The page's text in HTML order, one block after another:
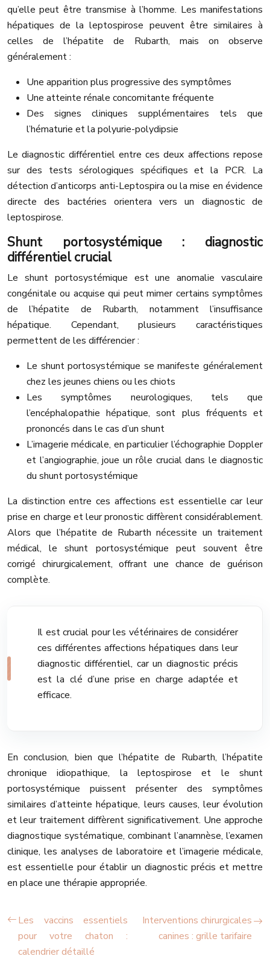
qu’elle peut être transmise à l’homme. Les manifestations
hépatiques de la leptospirose peuvent être similaires à
celles de l’hépatite de Rubarth, mais on observe
généralement :
Une apparition plus progressive des symptômes
Une atteinte rénale concomitante fréquente
Des signes cliniques supplémentaires tels que
l’hématurie et la polyurie-polydipsie
Le diagnostic différentiel entre ces deux affections repose
sur des tests sérologiques spécifiques et la PCR. La
détection d’anticorps anti-Leptospira ou la mise en évidence
directe des bactéries orientera vers un diagnostic de
leptospirose.
Shunt portosystémique : diagnostic
différentiel crucial
Le shunt portosystémique est une anomalie vasculaire
congénitale ou acquise qui peut mimer certains symptômes
de l’hépatite de Rubarth, notamment l’insuffisance
hépatique. Cependant, plusieurs caractéristiques
permettent de les différencier :
Le shunt portosystémique se manifeste généralement
chez les jeunes chiens ou les chiots
Les symptômes neurologiques, tels que
l’encéphalopathie hépatique, sont plus fréquents et
prononcés dans le cas d’un shunt
L’imagerie médicale, en particulier l’échographie Doppler
et l’angiographie, joue un rôle crucial dans le diagnostic
du shunt portosystémique
La distinction entre ces affections est essentielle car leur
prise en charge et leur pronostic diffèrent considérablement.
Alors que l’hépatite de Rubarth nécessite un traitement
médical, le shunt portosystémique peut souvent être
corrigé chirurgicalement, offrant une chance de guérison
complète.
Il est crucial pour les vétérinaires de considérer
ces différentes affections hépatiques dans leur
diagnostic différentiel, car un diagnostic précis
est la clé d’une prise en charge adaptée et
efficace.
En conclusion, bien que l’hépatite de Rubarth, l’hépatite
chronique idiopathique, la leptospirose et le shunt
portosystémique puissent présenter des symptômes
similaires d’atteinte hépatique, leurs causes, leur évolution
et leur traitement diffèrent significativement. Une approche
diagnostique systématique, combinant l’anamnèse, l’examen
clinique, les analyses de laboratoire et l’imagerie médicale,
est essentielle pour établir un diagnostic précis et mettre
en place une thérapie appropriée.
Les vaccins essentiels
pour votre chaton :
calendrier détaillé
Interventions chirurgicales
canines : grille tarifaire